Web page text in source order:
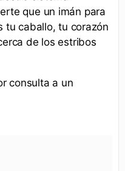
que un imán para
tu caballo, tu corazón
de los estribos
consulta a un